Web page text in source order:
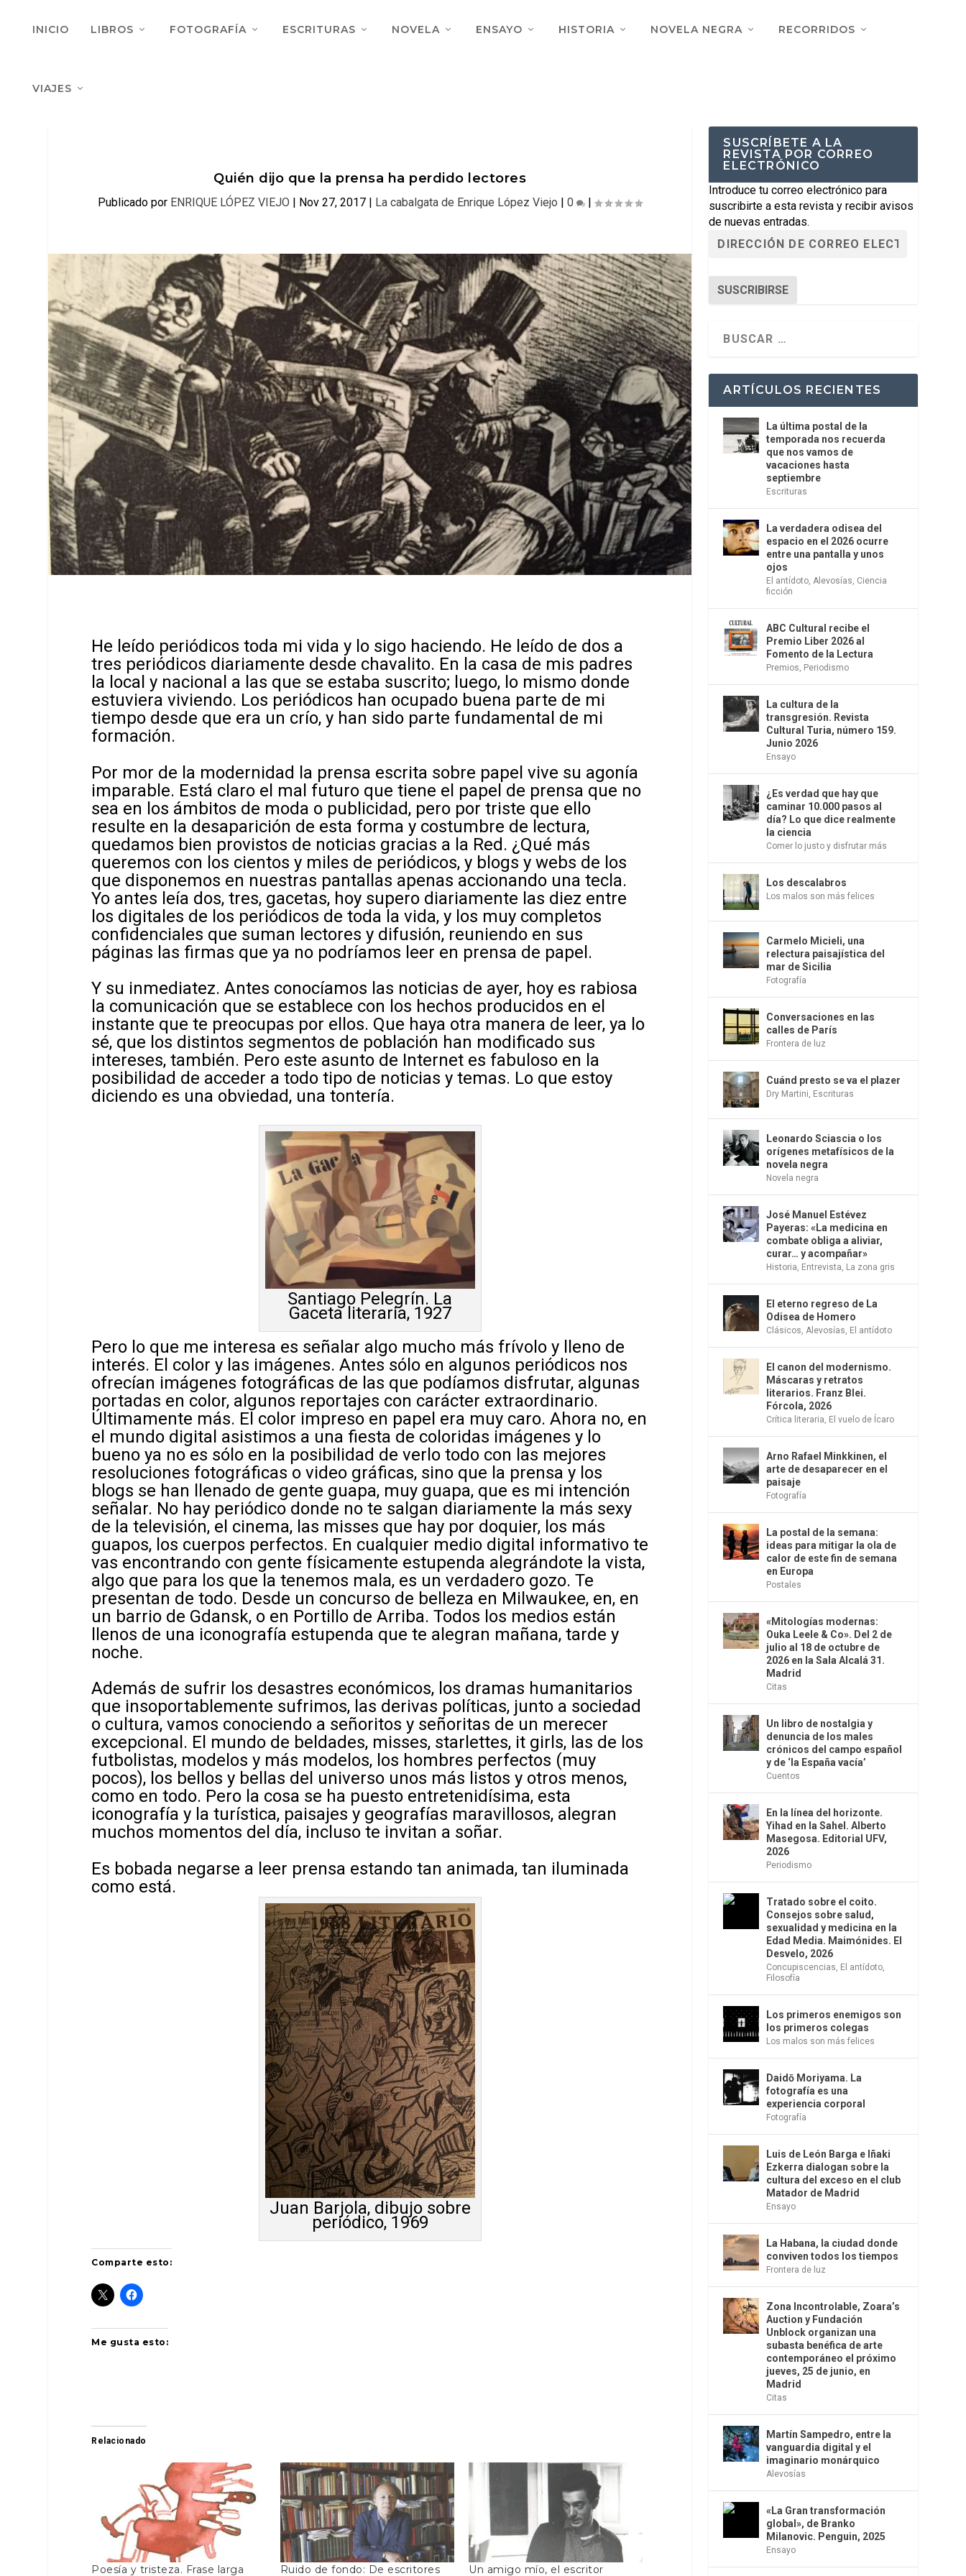
INICIO LIBROS FOTOGRAFÍA ESCRITURAS NOVELA ENSAYO HISTORIA NOVELA NEGRA RECORRIDOS
VIAJES
Quién dijo que la prensa ha perdido lectores
Publicado por ENRIQUE LÓPEZ VIEJO | Nov 27, 2017 | La cabalgata de Enrique López Viejo |0 |
He leído periódicos toda mi vida y lo sigo haciendo. He leído de dos a
tres periódicos diariamente desde chavalito. En la casa de mis padres
la local y nacional a las que se estaba suscrito; luego, lo mismo donde
estuviera viviendo. Los periódicos han ocupado buena parte de mi
tiempo desde que era un crío, y han sido parte fundamental de mi
formación.
Por mor de la modernidad la prensa escrita sobre papel vive su agonía
imparable. Está claro el mal futuro que tiene el papel de prensa que no
sea en los ámbitos de moda o publicidad, pero por triste que ello
resulte en la desaparición de esta forma y costumbre de lectura,
quedamos bien provistos de noticias gracias a la Red. ¿Qué más
queremos con los cientos y miles de periódicos, y blogs y webs de los
que disponemos en nuestras pantallas apenas accionando una tecla.
Yo antes leía dos, tres, gacetas, hoy supero diariamente las diez entre
los digitales de los periódicos de toda la vida, y los muy completos
confidenciales que suman lectores y difusión, reuniendo en sus
páginas las firmas que ya no podríamos leer en prensa de papel.
Y su inmediatez. Antes conocíamos las noticias de ayer, hoy es rabiosa
la comunicación que se establece con los hechos producidos en el
instante que te preocupas por ellos. Que haya otra manera de leer, ya lo
sé, que los distintos segmentos de población han modificado sus
intereses, también. Pero este asunto de Internet es fabuloso en la
posibilidad de acceder a todo tipo de noticias y temas. Lo que estoy
diciendo es una obviedad, una tontería.
Santiago Pelegrín. La
Gaceta literaria, 1927
Pero lo que me interesa es señalar algo mucho más frívolo y lleno de
interés. El color y las imágenes. Antes sólo en algunos periódicos nos
ofrecían imágenes fotográficas de las que podíamos disfrutar, algunas
portadas en color, algunos reportajes con carácter extraordinario.
Últimamente más. El color impreso en papel era muy caro. Ahora no, en
el mundo digital asistimos a una fiesta de coloridas imágenes y lo
bueno ya no es sólo en la posibilidad de verlo todo con las mejores
resoluciones fotográficas o video gráficas, sino que la prensa y los
blogs se han llenado de gente guapa, muy guapa, que es mi intención
señalar. No hay periódico donde no te salgan diariamente la más sexy
de la televisión, el cinema, las misses que hay por doquier, los más
guapos, los cuerpos perfectos. En cualquier medio digital informativo te
vas encontrando con gente físicamente estupenda alegrándote la vista,
algo que para los que la tenemos mala, es un verdadero gozo. Te
presentan de todo. Desde un concurso de belleza en Milwaukee, en, en
un barrio de Gdansk, o en Portillo de Arriba. Todos los medios están
llenos de una iconografía estupenda que te alegran mañana, tarde y
noche.
Además de sufrir los desastres económicos, los dramas humanitarios
que insoportablemente sufrimos, las derivas políticas, junto a sociedad
o cultura, vamos conociendo a señoritos y señoritas de un merecer
excepcional. El mundo de beldades, misses, starlettes, it girls, las de los
futbolistas, modelos y más modelos, los hombres perfectos (muy
pocos), los bellos y bellas del universo unos más listos y otros menos,
como en todo. Pero la cosa se ha puesto entretenidísima, esta
iconografía y la turística, paisajes y geografías maravillosos, alegran
muchos momentos del día, incluso te invitan a soñar.
Es bobada negarse a leer prensa estando tan animada, tan iluminada
como está.
Juan Barjola, dibujo sobre
periódico, 1969
Comparte esto:
Me gusta esto:
Relacionado
Poesía y tristeza. Frase larga Ruido de fondo: De escritores Un amigo mío, el escritor
SUSCRÍBETE A LA
REVISTA POR CORREO
ELECTRÓNICO
Introduce tu correo electrónico para
suscribirte a esta revista y recibir avisos
de nuevas entradas.
SUSCRIBIRSE
ARTÍCULOS RECIENTES
La última postal de la
temporada nos recuerda
que nos vamos de
vacaciones hasta
septiembre
Escrituras
La verdadera odisea del
espacio en el 2026 ocurre
entre una pantalla y unos
ojos
El antídoto,Alevosías, Ciencia
ficción
ABC Cultural recibe el
Premio Liber 2026 al
Fomento de la Lectura
Premios, Periodismo
La cultura de la
transgresión. Revista
Cultural Turia, número 159.
Junio 2026
Ensayo
¿Es verdad que hay que
caminar 10.000 pasos al
día? Lo que dice realmente
la ciencia
Comer lo justo y disfrutar más
Los descalabros
Los malos son más felices
Carmelo Micieli, una
relectura paisajística del
mar de Sicilia
Fotografía
Conversaciones en las
calles de París
Frontera de luz
Cuánd presto se va el plazer
Dry Martini, Escrituras
Leonardo Sciascia o los
orígenes metafísicos de la
novela negra
Novela negra
José Manuel Estévez
Payeras: «La medicina en
combate obliga a aliviar,
curar… y acompañar»
Historia, Entrevista, La zona gris
El eterno regreso de La
Odisea de Homero
Clásicos,Alevosías, El antídoto
El canon del modernismo.
Máscaras y retratos
literarios. Franz Blei.
Fórcola, 2026
Crítica literaria, El vuelo de Ícaro
Arno Rafael Minkkinen, el
arte de desaparecer en el
paisaje
Fotografía
La postal de la semana:
ideas para mitigar la ola de
calor de este fin de semana
en Europa
Postales
«Mitologías modernas:
Ouka Leele & Co». Del 2 de
julio al 18 de octubre de
2026 en la Sala Alcalá 31.
Madrid
Citas
Un libro de nostalgia y
denuncia de los males
crónicos del campo español
y de ‘la España vacía’
Cuentos
En la línea del horizonte.
Yihad en la Sahel. Alberto
Masegosa. Editorial UFV,
2026
Periodismo
Tratado sobre el coito.
Consejos sobre salud,
sexualidad y medicina en la
Edad Media. Maimónides. El
Desvelo, 2026
Concupiscencias, El antídoto,
Filosofía
Los primeros enemigos son
los primeros colegas
Los malos son más felices
Daidō Moriyama. La
fotografía es una
experiencia corporal
Fotografía
Luis de León Barga e Iñaki
Ezkerra dialogan sobre la
cultura del exceso en el club
Matador de Madrid
Ensayo
La Habana, la ciudad donde
conviven todos los tiempos
Frontera de luz
Zona Incontrolable, Zoara’s
Auction y Fundación
Unblock organizan una
subasta benéfica de arte
contemporáneo el próximo
jueves, 25 de junio, en
Madrid
Citas
Martín Sampedro, entre la
vanguardia digital y el
imaginario monárquico
Alevosías
«La Gran transformación
global», de Branko
Milanovic. Penguin, 2025
Ensayo